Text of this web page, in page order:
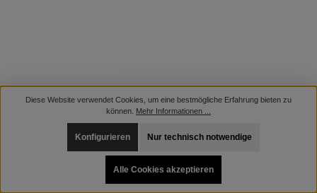
OCTANE 7/2026
Diese Website verwendet Cookies, um eine bestmögliche Erfahrung bieten zu
können. Mehr Informationen ...
Nur technisch notwendige
Konfigurieren
Alle Cookies akzeptieren